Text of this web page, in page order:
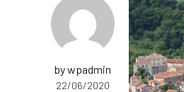
by wpadmin
22/06/2020